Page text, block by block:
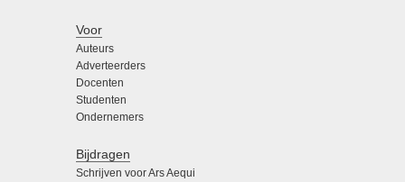
Voor
Auteurs
Adverteerders
Docenten
Studenten
Ondernemers
Bijdragen
Schrijven voor Ars Aequi